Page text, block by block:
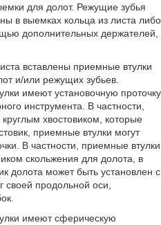
для долот. Режущие зубья
в выемках кольца из листа либо
дополнительных держателей,
вставлены приемные втулки
и/или режущих зубьев.
имеют установочную проточку
инструмента. В частности,
хвостовиком, которые
приемные втулки могут
В частности, приемные втулки
скольжения для долота, в
долота может быть установлен с
своей продольной оси,
имеют сферическую